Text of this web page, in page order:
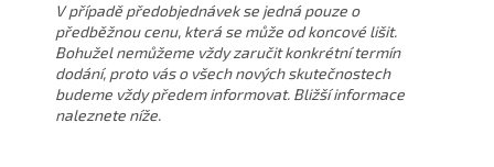
V případě předobjednávek se jedná pouze o
předběžnou cenu, která se může od koncové lišit.
Bohužel nemůžeme vždy zaručit konkrétní termín
dodání, proto vás o všech nových skutečnostech
budeme vždy předem informovat. Bližší informace
naleznete níže.